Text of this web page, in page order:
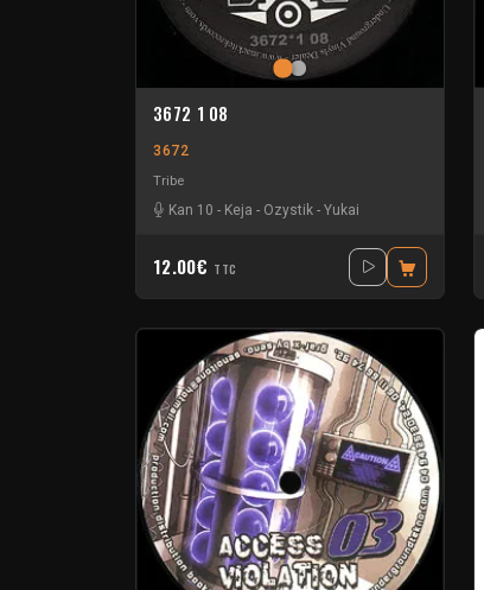
3672 1 08
3672
Tribe
Kan 10 - Keja - Ozystik - Yukai
12.00€ TTC